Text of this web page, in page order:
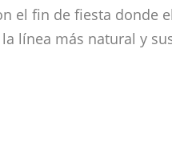
el fin de fiesta donde
línea más natural y